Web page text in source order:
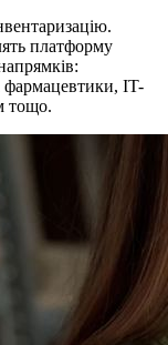
платформу
фармацевтики, IT-
тощо.